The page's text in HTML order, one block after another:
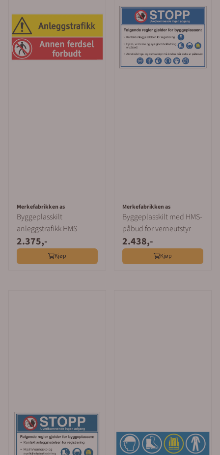
Merkefabrikken as
Byggeplasskilt
anleggstrafikk HMS
2.375,-
Kjøp
Merkefabrikken as
Byggeplasskilt med HMS-
påbud for verneutstyr
2.438,-
Kjøp